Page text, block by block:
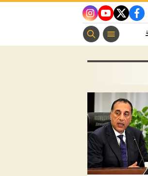
facebook
twitter
youtube
instagram
الفن منوعات مسيحية